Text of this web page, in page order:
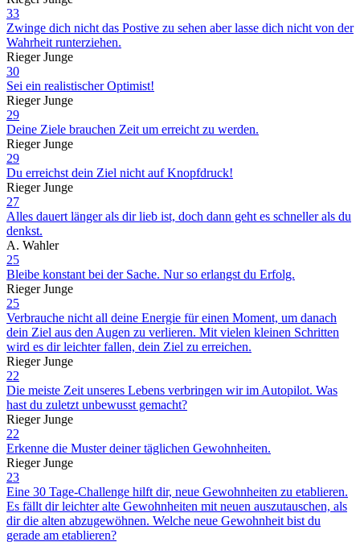
33
Zwinge dich nicht das Postive zu sehen aber lasse dich nicht von der
Wahrheit runterziehen.
Rieger Junge
30
Sei ein realistischer Optimist!
Rieger Junge
29
Deine Ziele brauchen Zeit um erreicht zu werden.
Rieger Junge
29
Du erreichst dein Ziel nicht auf Knopfdruck!
Rieger Junge
27
Alles dauert länger als dir lieb ist, doch dann geht es schneller als du
denkst.
A. Wahler
25
Bleibe konstant bei der Sache. Nur so erlangst du Erfolg.
Rieger Junge
25
Verbrauche nicht all deine Energie für einen Moment, um danach
dein Ziel aus den Augen zu verlieren. Mit vielen kleinen Schritten
wird es dir leichter fallen, dein Ziel zu erreichen.
Rieger Junge
22
Die meiste Zeit unseres Lebens verbringen wir im Autopilot. Was
hast du zuletzt unbewusst gemacht?
Rieger Junge
22
Erkenne die Muster deiner täglichen Gewohnheiten.
Rieger Junge
23
Eine 30 Tage-Challenge hilft dir, neue Gewohnheiten zu etablieren.
Es fällt dir leichter alte Gewohnheiten mit neuen auszutauschen, als
dir die alten abzugewöhnen. Welche neue Gewohnheit bist du
gerade am etablieren?